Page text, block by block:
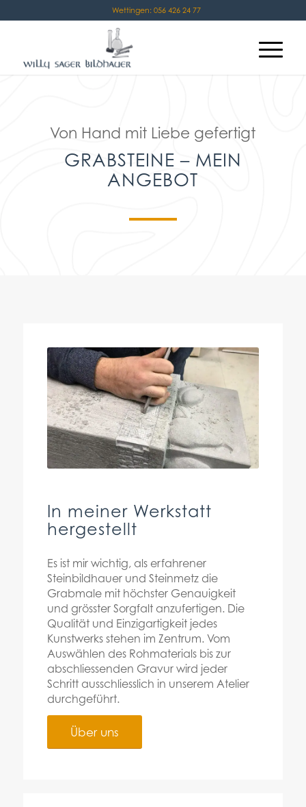
Wettingen: 056 426 24 77
Von Hand mit Liebe gefertigt
GRABSTEINE – MEIN
ANGEBOT
In meiner Werkstatt
hergestellt
Es ist mir wichtig, als erfahrener
Steinbildhauer und Steinmetz die
Grabmale mit höchster Genauigkeit
und grösster Sorgfalt anzufertigen. Die
Qualität und Einzigartigkeit jedes
Kunstwerks stehen im Zentrum. Vom
Auswählen des Rohmaterials bis zur
abschliessenden Gravur wird jeder
Schritt ausschliesslich in unserem Atelier
durchgeführt.
Über uns